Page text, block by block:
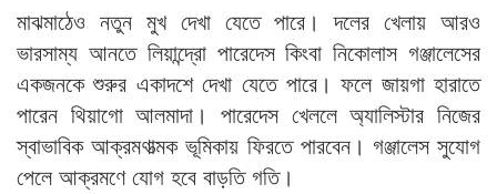
মাঝমাঠেও নতুন মুখ দেখা যেতে পারে। দলের খেলায় আরও
ভারসাম্য আনতে লিয়ান্দ্রো পারেদেস কিংবা নিকোলাস গঞ্জালেসের
একজনকে শুরুর একাদশে দেখা যেতে পারে। ফলে জায়গা হারাতে
পারেন থিয়াগো আলমাদা। পারেদেস খেললে অ্যালিস্টার নিজের
স্বাভাবিক আক্রমণাত্মক ভূমিকায় ফিরতে পারবেন। গঞ্জালেস সুযোগ
পেলে আক্রমণে যোগ হবে বাড়তি গতি।